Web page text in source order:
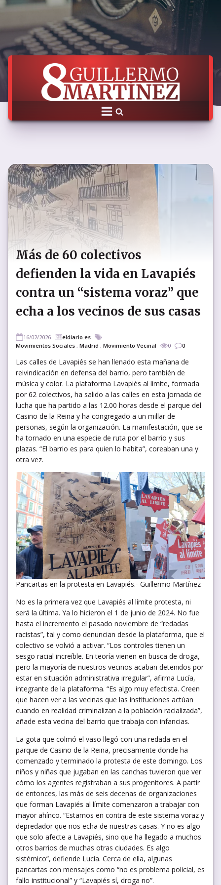
Más de 60 colectivos
defienden la vida en Lavapiés
contra un “sistema voraz” que
echa a los vecinos de sus casas
16/02/2026
eldiario.es
Movimientos Sociales , Madrid , Movimiento Vecinal 0 0
Las calles de Lavapiés se han llenado esta mañana de
reivindicación en defensa del barrio, pero también de
música y color. La plataforma Lavapiés al límite, formada
por 62 colectivos, ha salido a las calles en esta jornada de
lucha que ha partido a las 12.00 horas desde el parque del
Casino de la Reina y ha congregado a un millar de
personas, según la organización. La manifestación, que se
ha tornado en una especie de ruta por el barrio y sus
plazas. “El barrio es para quien lo habita”, coreaban una y
otra vez.
Pancartas en la protesta en Lavapiés.- Guillermo Martínez
No es la primera vez que Lavapiés al límite protesta, ni
será la última. Ya lo hicieron el 1 de junio de 2024. No fue
hasta el incremento el pasado noviembre de “redadas
racistas”, tal y como denuncian desde la plataforma, que el
colectivo se volvió a activar. “Los controles tienen un
sesgo racial increíble. En teoría vienen en busca de droga,
pero la mayoría de nuestros vecinos acaban detenidos por
estar en situación administrativa irregular”, afirma Lucía,
integrante de la plataforma. “Es algo muy efectista. Creen
que hacen ver a las vecinas que las instituciones actúan
cuando en realidad criminalizan a la población racializada”,
añade esta vecina del barrio que trabaja con infancias.
La gota que colmó el vaso llegó con una redada en el
parque de Casino de la Reina, precisamente donde ha
comenzado y terminado la protesta de este domingo. Los
niños y niñas que jugaban en las canchas tuvieron que ver
cómo los agentes registraban a sus progenitores. A partir
de entonces, las más de seis decenas de organizaciones
que forman Lavapiés al límite comenzaron a trabajar con
mayor ahínco. “Estamos en contra de este sistema voraz y
depredador que nos echa de nuestras casas. Y no es algo
que solo afecte a Lavapiés, sino que ha llegado a muchos
otros barrios de muchas otras ciudades. Es algo
sistémico”, defiende Lucía. Cerca de ella, algunas
pancartas con mensajes como “no es problema policial, es
fallo institucional” y “Lavapiés sí, droga no”.